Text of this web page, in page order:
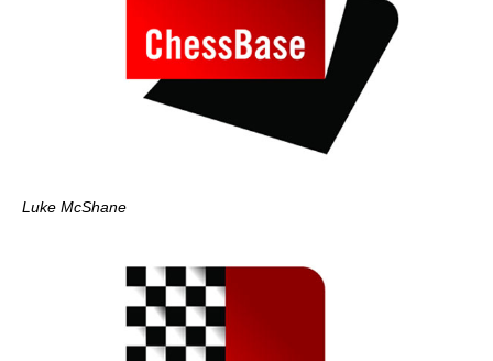
Luke McShane